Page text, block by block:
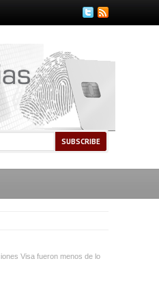
Visa fueron menos de lo